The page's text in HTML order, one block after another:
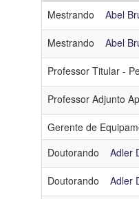
Nível
Nome
Linha
de
Pesquisa
Ingresso
Mestrando
Abel
Mestrando Abel
Professor Titular -
Professor Adjunto
Gerente de
Doutorando
Adler
Doutorando Adler